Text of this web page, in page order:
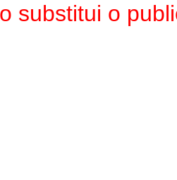
substitui o